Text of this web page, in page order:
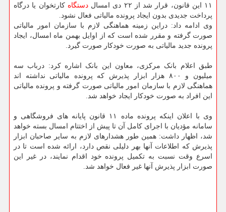
۱۱ این قانون، قرار شد از ۲۲ دی امسال
دستگاه کارتخوان یا درگاه
پرداخت جدیدی بدون ایجاد پرونده مالیاتی فعال نشود.
وی ادامه داد: دراین زمینه هماهنگی لازم با سازمان امور مالیاتی
صورت گرفته و مقرر شده است که از اوایل بهمن ماه امسال، ایجاد
پرونده جدید مالیاتی به صورت خودکار صورت گیرد.
طبق اعلام بانک مرکزی، معاون این بانک اشاره کرد: درباب سه
میلیون و ۸۰۰ هزار ابزار پذیرش که پرونده مالیاتی نداشته اند
هماهنگی لازم با سازمان امور مالیاتی صورت گرفته و پرونده مالیاتی
این افراد به صورت خودکار ایجاد خواهد شد.
وی با اعلان اینکه پرونده ماده ۱۱ قانون پایانه های فروشگاهی و
سامانه مؤدیان با اجرای کامل آن تا پیش از اختتام امسال بسته خواهد
شد، اظهار داشت: همین طور هشدارهای لازم به سایر صاحبان ابزار
پذیرش که اطلاعات آنها بهر دلیلی نقص دارد، ارائه شده است تا در
اسرع وقت نسبت به تکمیل پرونده خود اقدام نمایند، در غیر این
صورت ابزار پذیرش آنها غیر فعال خواهد شد.